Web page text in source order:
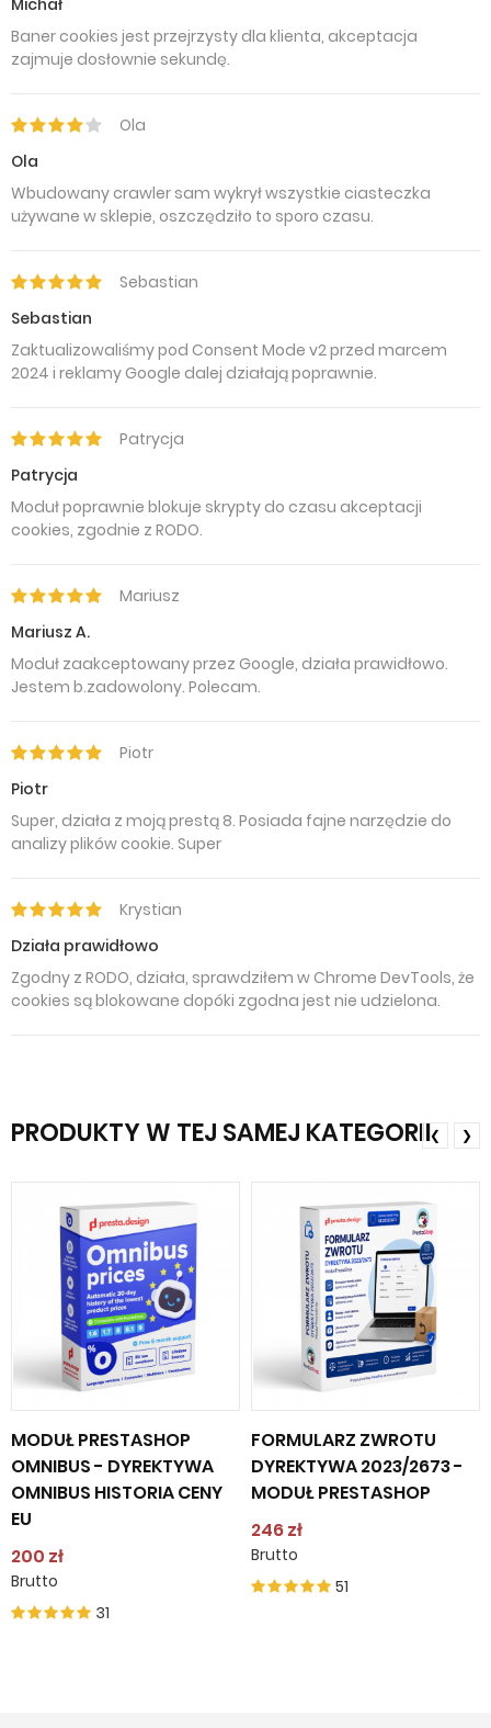
Michał
Baner cookies jest przejrzysty dla klienta, akceptacja
zajmuje dosłownie sekundę.
Ola
Ola
Wbudowany crawler sam wykrył wszystkie ciasteczka
używane w sklepie, oszczędziło to sporo czasu.
Sebastian
Sebastian
Zaktualizowaliśmy pod Consent Mode v2 przed marcem
2024 i reklamy Google dalej działają poprawnie.
Patrycja
Patrycja
Moduł poprawnie blokuje skrypty do czasu akceptacji
cookies, zgodnie z RODO.
Mariusz
Mariusz A.
Moduł zaakceptowany przez Google, działa prawidłowo.
Jestem b.zadowolony. Polecam.
Piotr
Piotr
Super, działa z moją prestą 8. Posiada fajne narzędzie do
analizy plików cookie. Super
Krystian
Działa prawidłowo
Zgodny z RODO, działa, sprawdziłem w Chrome DevTools, że
cookies są blokowane dopóki zgodna jest nie udzielona.
PRODUKTY W TEJ SAMEJ KATEGORII
MODUŁ PRESTASHOP
OMNIBUS - DYREKTYWA
OMNIBUS HISTORIA CENY
EU
200 zł
Brutto
31
FORMULARZ ZWROTU
DYREKTYWA 2023/2673 -
MODUŁ PRESTASHOP
246 zł
Brutto
51
❮ ❯